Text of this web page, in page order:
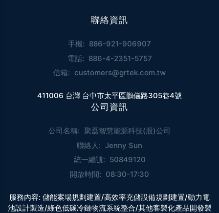
聯絡資訊
手機: 886-921-906907
電話: 886-4-2351-5757
信箱: customers@grtek.com.tw
411006 台灣 台中市太平區鵬儀路305巷4號
公司資訊
公司名稱: 聚磊智慧能源科技(股)公司
聯絡人: Jenny Sun
統一編號: 50849120
開放時間: 08:30-17:30
服務內容: 儲能案場規劃建置/高效率充儲設備規劃建置/動力電
池設計製造/綠色低碳冷鏈物流系統整合/其他客製化產品開發製